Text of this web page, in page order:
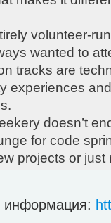
volunteer-
wanted to
tracks are
experiences
doesn’t
for code
projects or
информация: